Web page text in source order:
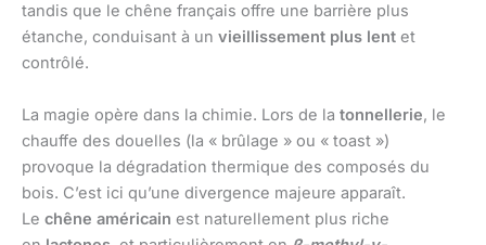
tandis que le chêne français offre une barrière plus
étanche, conduisant à un vieillissement plus lent et
contrôlé.
La magie opère dans la chimie. Lors de la tonnellerie, le
chauffe des douelles (la « brûlage » ou « toast »)
provoque la dégradation thermique des composés du
bois. C’est ici qu’une divergence majeure apparaît.
Le chêne américain est naturellement plus riche